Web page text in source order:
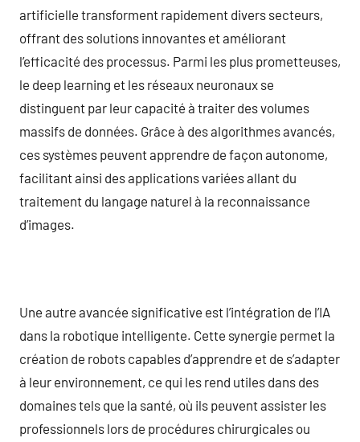
artificielle transforment rapidement divers secteurs,
offrant des solutions innovantes et améliorant
l’efficacité des processus. Parmi les plus prometteuses,
le deep learning et les réseaux neuronaux se
distinguent par leur capacité à traiter des volumes
massifs de données. Grâce à des algorithmes avancés,
ces systèmes peuvent apprendre de façon autonome,
facilitant ainsi des applications variées allant du
traitement du langage naturel à la reconnaissance
d’images.
Une autre avancée significative est l’intégration de l’IA
dans la robotique intelligente. Cette synergie permet la
création de robots capables d’apprendre et de s’adapter
à leur environnement, ce qui les rend utiles dans des
domaines tels que la santé, où ils peuvent assister les
professionnels lors de procédures chirurgicales ou